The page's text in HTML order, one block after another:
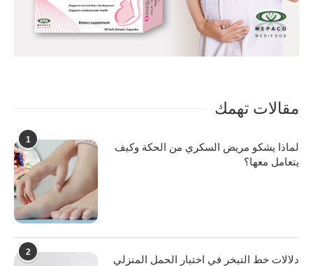
مقالات تهمك
1
لماذا يشكو مريض السكري من الحكة وكيف
يتعامل معها؟
2
دلالات خط التبخر في اختبار الحمل المنزلي